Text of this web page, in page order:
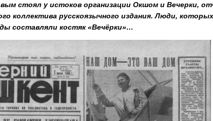
стоял у истоков организации Окшом и Вечерки,
коллектива русскоязычного издания.Люди, которых
составляли костяк «Вечёрки»…